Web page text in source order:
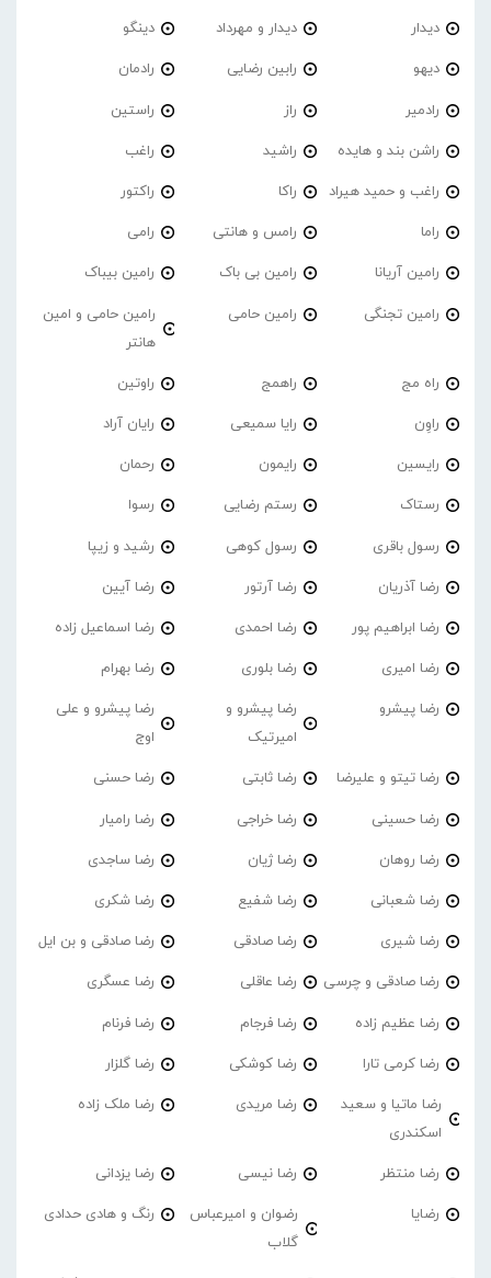
دیدار دیدار و مهرداد دینگو
دیهو رابین رضایی رادمان
رادمیر راز راستین
راشن بند و هایده راشید راغب
راغب و حمید هیراد راکا راکتور
راما رامس و هانتی رامی
رامین آریانا رامین بی باک رامین بیباک
رامین تجنگی رامین حامی
رامین حامی و امین
هانتر
راه مج راهمج راوتین
راوِن رایا سمیعی رایان آراد
رایسین رایمون رحمان
رستاک رستم رضایی رسوا
رسول باقری رسول کوهی رشید و زیپا
رضا آذریان رضا آرتور رضا آیین
رضا ابراهیم پور رضا احمدی رضا اسماعیل زاده
رضا امیری رضا بلوری رضا بهرام
رضا پیشرو
رضا پیشرو و
امیرتیک
رضا پیشرو و علی
اوج
رضا تیتو و علیرضا رضا ثابتی رضا حسنی
رضا حسینی رضا خراجی رضا رامیار
رضا روهان رضا ژیان رضا ساجدی
رضا شعبانی رضا شفیع رضا شکری
رضا شیری رضا صادقی رضا صادقی و بن ایل
رضا صادقی و چرسی رضا عاقلی رضا عسگری
رضا عظیم زاده رضا فرجام رضا فرنام
رضا کرمی تارا رضا کوشکی رضا گلزار
رضا ماتیا و سعید
اسکندری
رضا مریدی رضا ملک زاده
رضا منتظر رضا نیسی رضا یزدانی
رضایا
رضوان و امیرعباس
گلاب
رنگ و هادی حدادی